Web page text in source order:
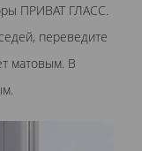
ПРИВАТ ГЛАСС.
переведите
матовым. В